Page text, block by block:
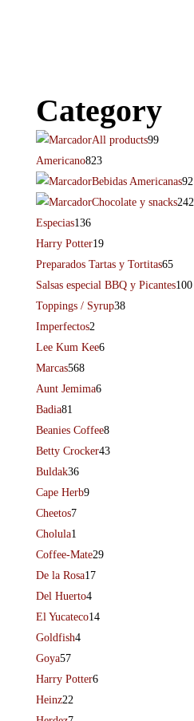
Category
All products99
Americano823
Bebidas Americanas92
Chocolate y snacks242
Especias136
Harry Potter19
Preparados Tartas y Tortitas65
Salsas especial BBQ y Picantes100
Toppings / Syrup38
Imperfectos2
Lee Kum Kee6
Marcas568
Aunt Jemima6
Badia81
Beanies Coffee8
Betty Crocker43
Buldak36
Cape Herb9
Cheetos7
Cholula1
Coffee-Mate29
De la Rosa17
Del Huerto4
El Yucateco14
Goldfish4
Goya57
Harry Potter6
Heinz22